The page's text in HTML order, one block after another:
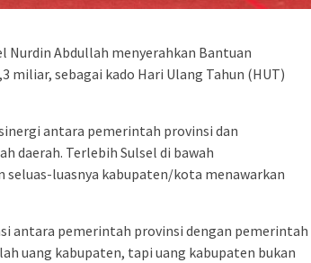
Nurdin Abdullah menyerahkan Bantuan
miliar, sebagai kado Hari Ulang Tahun (HUT)
antara pemerintah provinsi dan
daerah. Terlebih Sulsel di bawah
luasnya kabupaten/kota menawarkan
antara pemerintah provinsi dengan pemerintah
uang kabupaten, tapi uang kabupaten bukan